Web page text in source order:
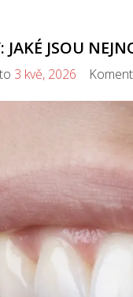
JSOU
3 kvě, 2026